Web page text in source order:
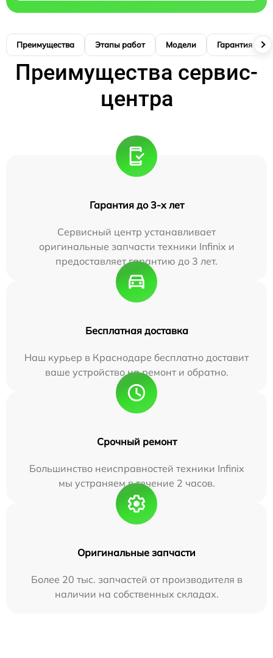
Преимущества Этапы работ Модели Гарантия
Преимущества сервис-
центра
Гарантия до 3-х лет
Сервисный центр устанавливает
оригинальные запчасти техники Infinix и
предоставляет гарантию до 3 лет.
Бесплатная доставка
Наш курьер в Краснодаре бесплатно доставит
ваше устройство на ремонт и обратно.
Срочный ремонт
Большинство неисправностей техники Infinix
мы устраняем в течение 2 часов.
Оригинальные запчасти
Более 20 тыс. запчастей от производителя в
наличии на собственных складах.